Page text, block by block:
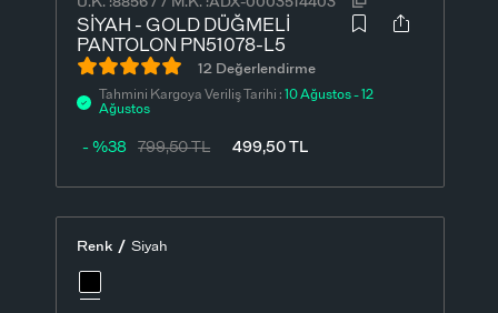
SIYAH - GOLD DÜĞMELI
PANTOLON PN51078-L5
12 Değerlendirme
Tahmini Kargoya Veriliş Tarihi :10 Ağustos - 12
Ağustos
799,50TL 499,50TL
- %38
Renk / Siyah